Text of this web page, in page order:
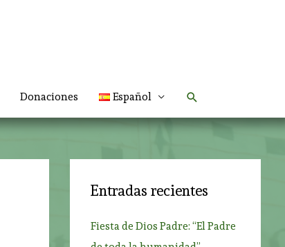
Donaciones Español Buscar
Entradas recientes
Fiesta de Dios Padre: “El Padre